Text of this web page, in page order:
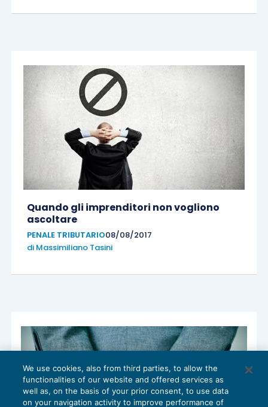
Quando gli imprenditori non vogliono
ascoltare
PENALE TRIBUTARIO08/08/2017
di Massimiliano Tasini
We use cookies, also from third parties, to allow the
functionalities of our website and offered services as
well as, on the basis of your prior consent, to use data
on your navigation activity to improve performance of